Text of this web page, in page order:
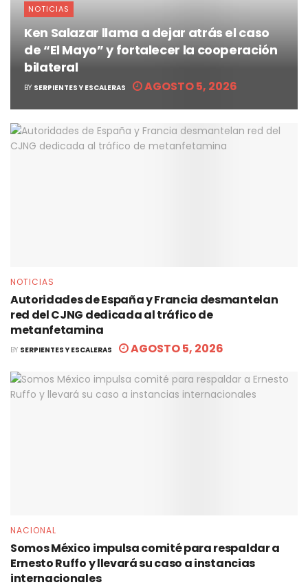
NOTICIAS
Ken Salazar llama a dejar atrás el caso
de “El Mayo” y fortalecer la cooperación
bilateral
BY SERPIENTES Y ESCALERAS AGOSTO 5, 2026
NOTICIAS
Autoridades de España y Francia desmantelan
red del CJNG dedicada al tráfico de
metanfetamina
BY SERPIENTES Y ESCALERAS AGOSTO 5, 2026
NACIONAL
Somos México impulsa comité para respaldar a
Ernesto Ruffo y llevará su caso a instancias
internacionales